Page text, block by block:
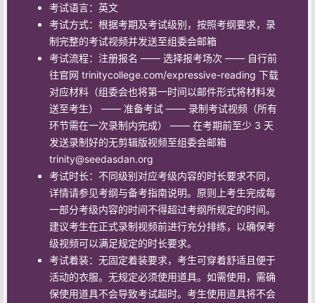
考试语言：英文
考试方式：根据考期及考试级别，按照考纲要求，录
制完整的考试视频并发送至组委会邮箱
考试流程：注册报名 —— 选择报考场次 —— 自行前
往官网 trinitycollege.com/expressive-reading 下载
对应材料（组委会也将第一时间以邮件形式将材料发
送至考生） —— 准备考试 —— 录制考试视频（所有
环节需在一次录制内完成） —— 在考期前至少 3 天
发送录制好的无剪辑版视频至组委会邮箱
trinity@seedasdan.org
考试时长：不同级别对应考级内容的时长要求不同，
详情请参见考纲与备考指南说明。原则上考生完成每
一部分考级内容的时间不得超过考纲所规定的时间。
建议考生在正式录制视频前进行充分排练，以确保考
级视频可以满足规定的时长要求。
考试着装：无固定着装要求，考生可穿着舒适且便于
活动的衣服。无规定必须使用道具。如需使用，需确
保使用道具不会导致考试超时。考生使用道具将不会